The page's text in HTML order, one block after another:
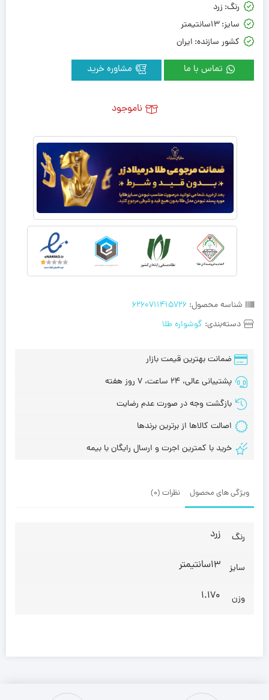
شناسه محصول: 6260711415726
دسته‌بندی: گوشواره طلا
رنگ: زرد
سایز:13سانتیمتر
کشور سازنده: ایران
تماس با ما
ضمانت بهترین قیمت بازار
پشتیبانی عالی، 24 ساعت، 7 روز هفته
بازگشت وجه در صورت عدم رضایت
اصالت کالاها از برترین برندها
خرید با کمترین اجرت و ارسال رایگان با بیمه
ناموجود
ویژگی های محصول نظرات (0)
رنگ زرد
سایز 13سانتیمتر
وزن 1.170